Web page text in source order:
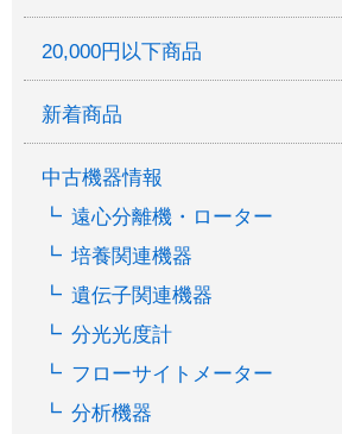
20,000円以下商品
新着商品
中古機器情報
遠心分離機・ローター
培養関連機器
遺伝子関連機器
分光光度計
フローサイトメーター
分析機器